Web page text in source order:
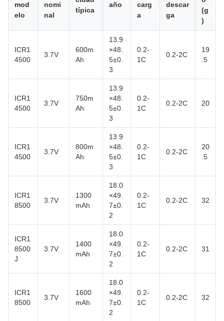
mod
elo
nomi
nal
típica
año
carg
a
descar
ga
(g
)
ICR1
4500
3.7V
600m
Ah
13.9
×48.
5±0.
3
0.2-
1C
0.2-2C
19
.5
ICR1
4500
3.7V
750m
Ah
13.9
×48.
5±0.
3
0.2-
1C
0.2-2C 20
ICR1
4500
3.7V
800m
Ah
13.9
×48.
5±0.
3
0.2-
1C
0.2-2C
20
.5
ICR1
8500
3.7V
1300
mAh
18.0
×49.
7±0.
2
0.2-
1C
0.2-2C 32
ICR1
8500
J
3.7V
1400
mAh
18.0
×49.
7±0.
2
0.2-
1C
0.2-2C 31
ICR1
8500
3.7V
1600
mAh
18.0
×49.
7±0.
2
0.2-
1C
0.2-2C 32